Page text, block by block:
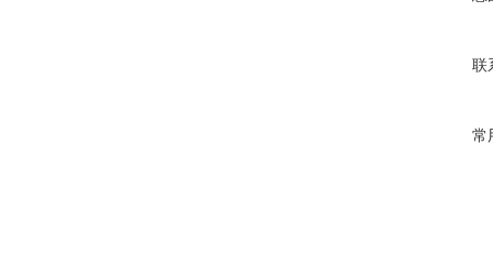
联
常